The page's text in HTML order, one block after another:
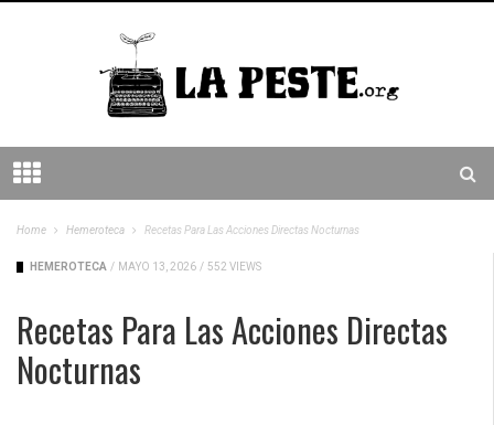
Home Hemeroteca Recetas Para Las Acciones Directas Nocturnas
HEMEROTECA / MAYO 13, 2026 / 552 VIEWS
Recetas Para Las Acciones Directas
Nocturnas